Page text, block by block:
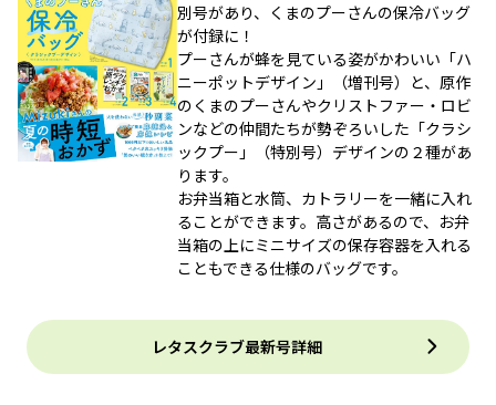
別号があり、くまのプーさんの保冷バッグ
が付録に！
プーさんが蜂を見ている姿がかわいい「ハ
ニーポットデザイン」（増刊号）と、原作
のくまのプーさんやクリストファー・ロビ
ンなどの仲間たちが勢ぞろいした「クラシ
ックプー」（特別号）デザインの２種があ
ります。
お弁当箱と水筒、カトラリーを一緒に入れ
ることができます。高さがあるので、お弁
当箱の上にミニサイズの保存容器を入れる
こともできる仕様のバッグです。
レタスクラブ最新号詳細